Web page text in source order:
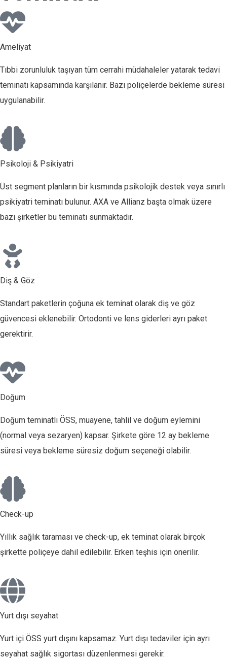
Ameliyat
Tıbbi zorunluluk taşıyan tüm cerrahi müdahaleler yatarak tedavi
teminatı kapsamında karşılanır. Bazı poliçelerde bekleme süresi
uygulanabilir.
Psikoloji & Psikiyatri
Üst segment planların bir kısmında psikolojik destek veya sınırlı
psikiyatri teminatı bulunur. AXA ve Allianz başta olmak üzere
bazı şirketler bu teminatı sunmaktadır.
Diş & Göz
Standart paketlerin çoğuna ek teminat olarak diş ve göz
güvencesi eklenebilir. Ortodonti ve lens giderleri ayrı paket
gerektirir.
Doğum
Doğum teminatlı ÖSS, muayene, tahlil ve doğum eylemini
(normal veya sezaryen) kapsar. Şirkete göre 12 ay bekleme
süresi veya bekleme süresiz doğum seçeneği olabilir.
Check-up
Yıllık sağlık taraması ve check-up, ek teminat olarak birçok
şirkette poliçeye dahil edilebilir. Erken teşhis için önerilir.
Yurt dışı seyahat
Yurt içi ÖSS yurt dışını kapsamaz. Yurt dışı tedaviler için ayrı
seyahat sağlık sigortası düzenlenmesi gerekir.